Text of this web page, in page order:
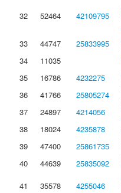
32 52464 42109795
33 44747 25833995
34
11035
35
16786 4232275
36
41766 25805274
37
24897 4214056
38
18024 4235878
39
47400 25861735
40
44639 25835092
41
35578 4255046